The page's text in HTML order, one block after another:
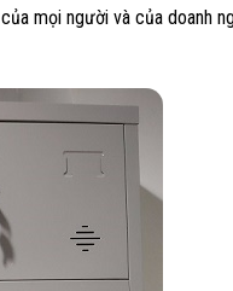
mọi người và của doanh